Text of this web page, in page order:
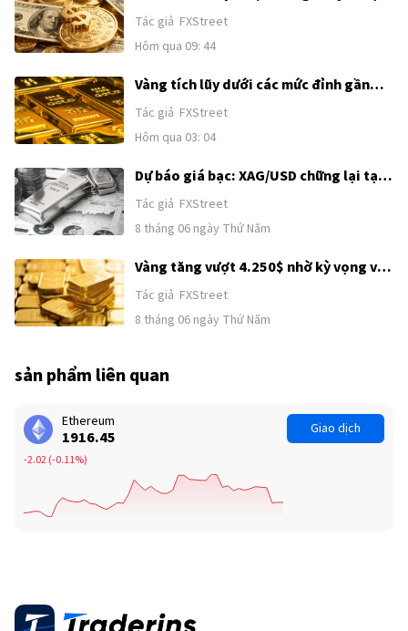
chú ý từ Trung Đông sang Bảng lương
phi nông nghiệp của Mỹ
Tác giả FXStreet
Hôm qua 09: 44
Vàng tích lũy dưới các mức đỉnh gần
đây khi sức mạnh của USD và kỳ vọng
Fed tăng lãi suất kìm hãm đà tăng
trước thềm công bố Bảng lương phi
nông nghiệp (NFP) của Mỹ
Tác giả FXStreet
Hôm qua 03: 04
Dự báo giá bạc: XAG/USD chững lại tại
62,00$ sau đà tăng kéo dài hai ngày
Tác giả FXStreet
8 tháng 06 ngày Thứ Năm
Vàng tăng vượt 4.250$ nhờ kỳ vọng về
thỏa thuận Mỹ–Iran
Tác giả FXStreet
8 tháng 06 ngày Thứ Năm
sản phẩm liên quan
Ethereum
1916.40
-2.07(-0.11%)
Giao dịch